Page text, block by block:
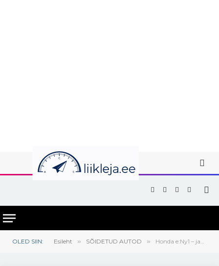
Facebook
X
(Twitter)
Instagram
YouTube
OLED SIIN: Esileht » SÕIDETUD AUTOD » Honda e:Ny1 – jaapanlaste teine tulemine